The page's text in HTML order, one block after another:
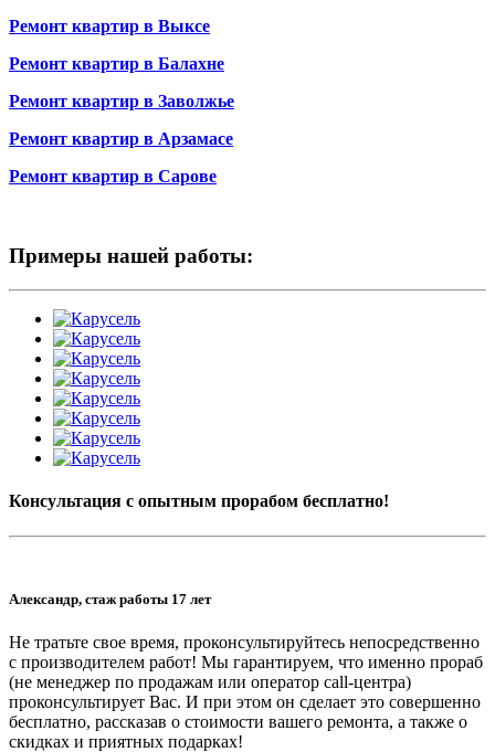
Ремонт квартир в Выксе
Ремонт квартир в Балахне
Ремонт квартир в Заволжье
Ремонт квартир в Арзамасе
Ремонт квартир в Сарове
Примеры нашей работы:
Консультация с опытным прорабом бесплатно!
Александр, стаж работы 17 лет
Не тратьте свое время, проконсультируйтесь непосредственно
с производителем работ! Мы гарантируем, что именно прораб
(не менеджер по продажам или оператор call-центра)
проконсультирует Вас. И при этом он сделает это совершенно
бесплатно, рассказав о стоимости вашего ремонта, а также о
скидках и приятных подарках!